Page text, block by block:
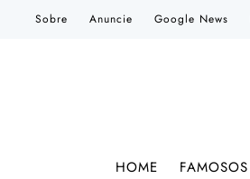
Sobre Anuncie Google News
HOME FAMOSOS